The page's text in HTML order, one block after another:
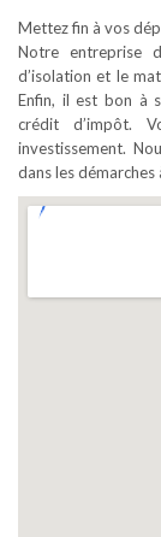
Mettez fin à vos
Notre entreprise
d’isolation et le
Enfin, il est bon à
crédit d’impôt.
investissement.
dans les démarches